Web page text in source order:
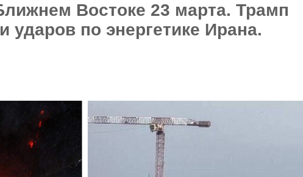
Востоке 23 марта. Трамп
ударов по энергетике Ирана.